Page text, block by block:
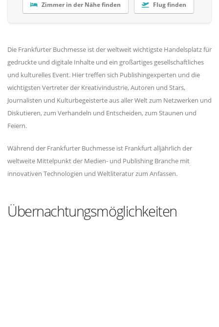
Zimmer in der Nähe finden Flug finden
Die Frankfurter Buchmesse ist der weltweit wichtigste Handelsplatz für
gedruckte und digitale Inhalte und ein großartiges gesellschaftliches
und kulturelles Event. Hier treffen sich Publishingexperten und die
wichtigsten Vertreter der Kreativindustrie, Autoren und Stars,
Journalisten und Kulturbegeisterte aus aller Welt zum Netzwerken und
Diskutieren, zum Verhandeln und Entscheiden, zum Staunen und
Feiern.
Während der Frankfurter Buchmesse ist Frankfurt alljährlich der
weltweite Mittelpunkt der Medien- und Publishing Branche mit
innovativen Technologien und Weltliteratur zum Anfassen.
Übernachtungsmöglichkeiten